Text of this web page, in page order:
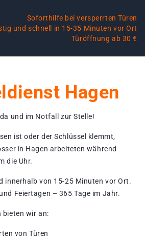
Soforthilfe bei versperrten Türen
und schnell in 15-35 Minuten vor Ort
Türöffnung ab 30 €
Hagen
und im Notfall zur Stelle!
ist oder der Schlüssel klemmt,
in Hagen arbeiteten während
die Uhr.
innerhalb von 15-25 Minuten vor Ort.
Feiertagen – 365 Tage im Jahr.
bieten wir an:
von Türen